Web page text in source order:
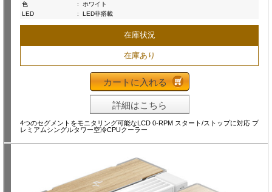
色
:
ホワイト
LED
: LED非搭載
在庫状況
在庫あり
カートに入れる
詳細はこちら
4つのセグメントをモニタリング可能なLCD 0-RPM スタート/ストップに対応 プ
レミアムシングルタワー空冷CPUクーラー